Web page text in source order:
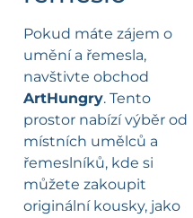
Pokud máte zájem o
umění a řemesla,
navštivte obchod
ArtHungry. Tento
prostor nabízí výběr od
místních umělců a
řemeslníků, kde si
můžete zakoupit
originální kousky, jako